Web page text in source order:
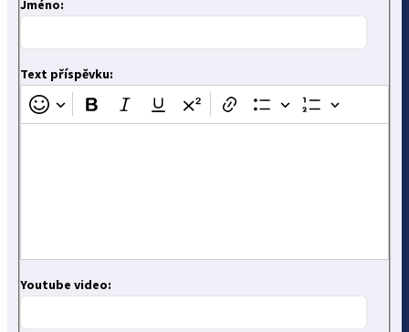
Jméno:
Text příspěvku:
Youtube video: